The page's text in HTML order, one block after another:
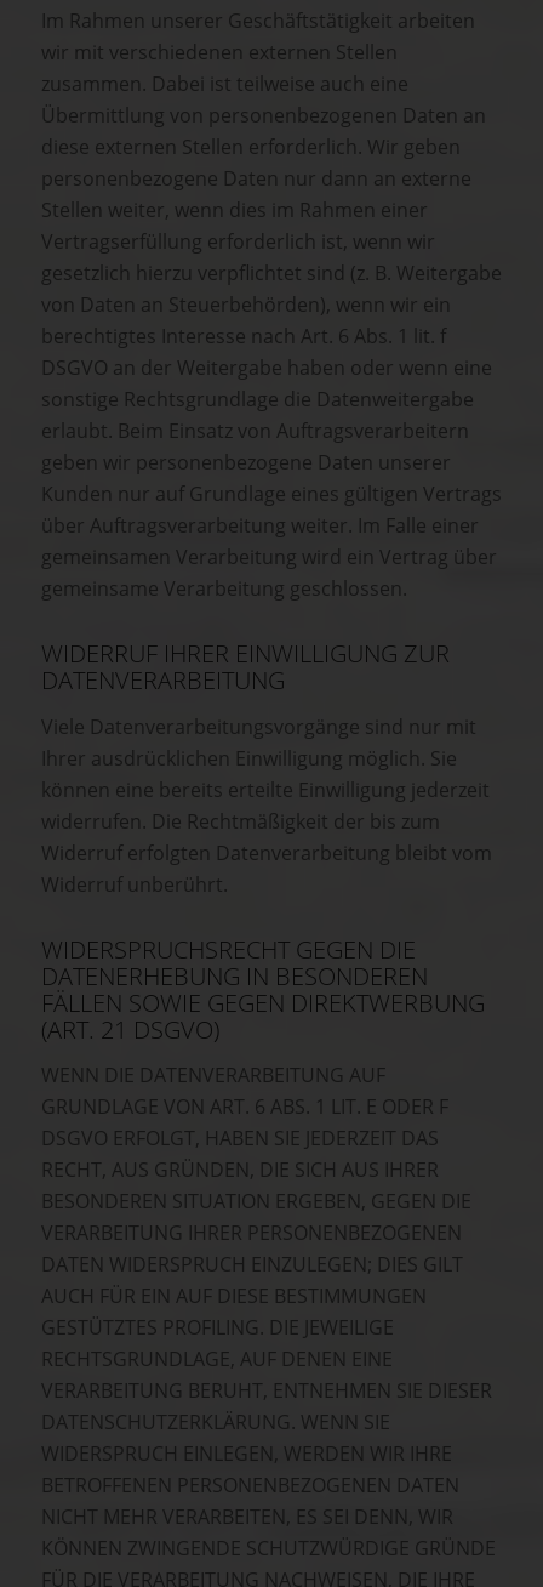
Im Rahmen unserer Geschäftstätigkeit arbeiten
wir mit verschiedenen externen Stellen
zusammen. Dabei ist teilweise auch eine
Übermittlung von personenbezogenen Daten an
diese externen Stellen erforderlich. Wir geben
personenbezogene Daten nur dann an externe
Stellen weiter, wenn dies im Rahmen einer
Vertragserfüllung erforderlich ist, wenn wir
gesetzlich hierzu verpflichtet sind (z. B. Weitergabe
von Daten an Steuerbehörden), wenn wir ein
berechtigtes Interesse nach Art. 6 Abs. 1 lit. f
DSGVO an der Weitergabe haben oder wenn eine
sonstige Rechtsgrundlage die Datenweitergabe
erlaubt. Beim Einsatz von Auftragsverarbeitern
geben wir personenbezogene Daten unserer
Kunden nur auf Grundlage eines gültigen Vertrags
über Auftragsverarbeitung weiter. Im Falle einer
gemeinsamen Verarbeitung wird ein Vertrag über
gemeinsame Verarbeitung geschlossen.
WIDERRUF IHRER EINWILLIGUNG ZUR
DATENVERARBEITUNG
Viele Datenverarbeitungsvorgänge sind nur mit
Ihrer ausdrücklichen Einwilligung möglich. Sie
können eine bereits erteilte Einwilligung jederzeit
widerrufen. Die Rechtmäßigkeit der bis zum
Widerruf erfolgten Datenverarbeitung bleibt vom
Widerruf unberührt.
WIDERSPRUCHSRECHT GEGEN DIE
DATENERHEBUNG IN BESONDEREN
FÄLLEN SOWIE GEGEN DIREKTWERBUNG
(ART. 21 DSGVO)
WENN DIE DATENVERARBEITUNG AUF
GRUNDLAGE VON ART. 6 ABS. 1 LIT. E ODER F
DSGVO ERFOLGT, HABEN SIE JEDERZEIT DAS
RECHT, AUS GRÜNDEN, DIE SICH AUS IHRER
BESONDEREN SITUATION ERGEBEN, GEGEN DIE
VERARBEITUNG IHRER PERSONENBEZOGENEN
DATEN WIDERSPRUCH EINZULEGEN; DIES GILT
AUCH FÜR EIN AUF DIESE BESTIMMUNGEN
GESTÜTZTES PROFILING. DIE JEWEILIGE
RECHTSGRUNDLAGE, AUF DENEN EINE
VERARBEITUNG BERUHT, ENTNEHMEN SIE DIESER
DATENSCHUTZERKLÄRUNG. WENN SIE
WIDERSPRUCH EINLEGEN, WERDEN WIR IHRE
BETROFFENEN PERSONENBEZOGENEN DATEN
NICHT MEHR VERARBEITEN, ES SEI DENN, WIR
KÖNNEN ZWINGENDE SCHUTZWÜRDIGE GRÜNDE
FÜR DIE VERARBEITUNG NACHWEISEN, DIE IHRE